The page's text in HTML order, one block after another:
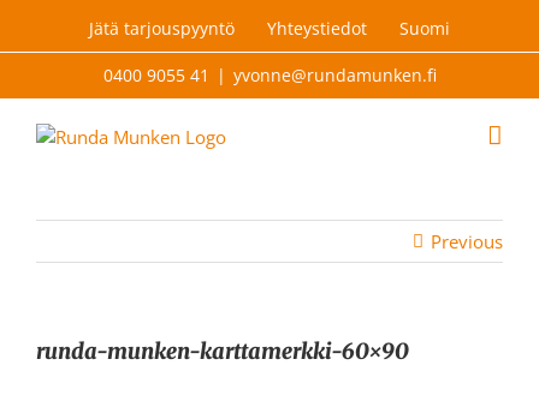
Jätä tarjouspyyntö Yhteystiedot Suomi
0400 9055 41 | yvonne@rundamunken.fi
Previous
runda-munken-karttamerkki-60×90